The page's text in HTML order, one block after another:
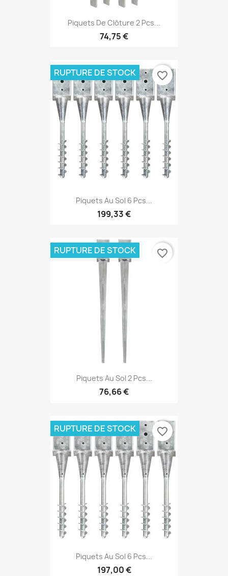
Piquets De Clôture 2 Pcs...
74,75 €
Piquets Au Sol 6 Pcs...
199,33 €
RUPTURE DE STOCK favorite_border
Piquets Au Sol 2 Pcs...
76,66 €
RUPTURE DE STOCK favorite_border
Piquets Au Sol 6 Pcs...
197,00 €
RUPTURE DE STOCK favorite_border